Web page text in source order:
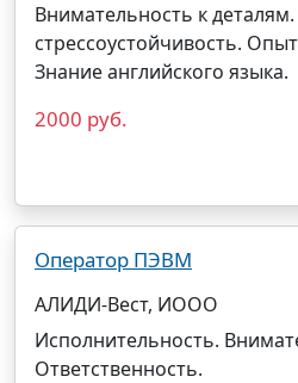
Внимательность к
стрессоустойчивость.
Знание английского языка.
2000 руб.
Оператор ПЭВМ
АЛИДИ-Вест, ИООО
Исполнительность.
Ответственность.